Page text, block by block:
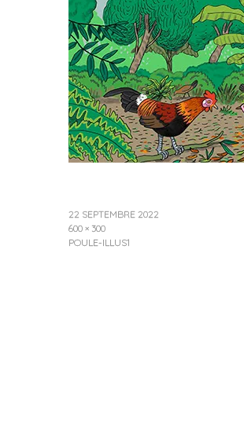
22 SEPTEMBRE 2022
600 × 300
POULE-ILLUS1